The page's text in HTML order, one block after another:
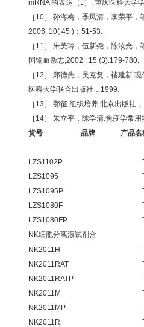
mRNA的表达［J ］ . 重庆医科大学
［ 10］
孙海梅，季凤清，李荣平，
2006, 10( 45 ) ： 51-53.
［ 11 ］
朱美玲，伍新尧，陈汝光，
国输血杂志,2002 , 15 (3):179-780.
［ 12 ］ 郑德先，吴克复，褚建新.现
医科大学联合出版社， 1999.
［ 13 ］ 鄂征.组织培养.北京出版社，
［ 14］ 朱立平，陈学清.免疫学常用
货号
品牌 产品名
LZS1102P
LZS1095
LZS1095P
LZS1080F
LZS1080FP
NK细胞分离液试剂盒
NK2011H
NK2011RAT
NK2011RATP
NK2011M
NK2011MP
NK2011R